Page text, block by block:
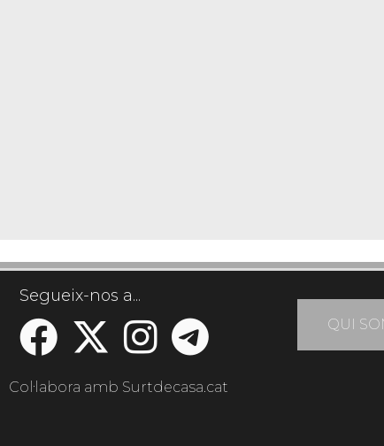
Segueix-nos a...
QUI
Col·labora amb Surtdecasa.cat